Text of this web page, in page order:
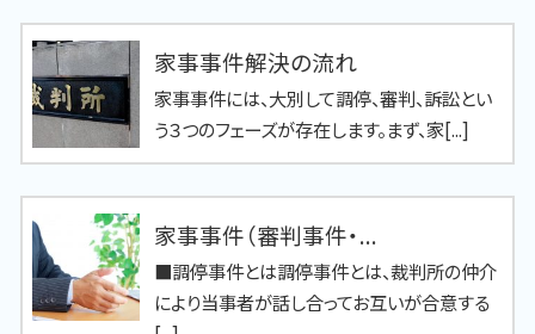
家事事件解決の流れ
家事事件には、大別して調停、審判、訴訟とい
う３つのフェーズが存在します。まず、家[...]
家事事件（審判事件・...
■調停事件とは調停事件とは、裁判所の仲介
により当事者が話し合ってお互いが合意する